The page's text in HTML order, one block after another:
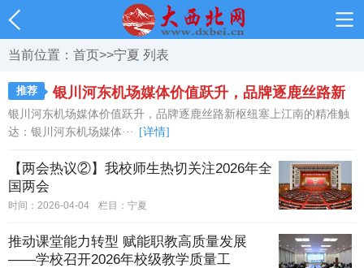
当前位置： 首页>>宁夏 列表
推荐
银川河东机场媒体价值跃升，品牌逐鹿丝路新
枢纽
银川河东机场媒体价值跃升，品牌逐鹿丝路新枢纽塞上江南的精准触
达：银川河东机场媒体···
[详情]
【两会热议②】我校师生热切关注2026年全
国两会
时间：2026-04-04 栏目： 宁夏
推动课堂能力转型 赋能职教高质量发展
——学校召开2026年校级教学质量工